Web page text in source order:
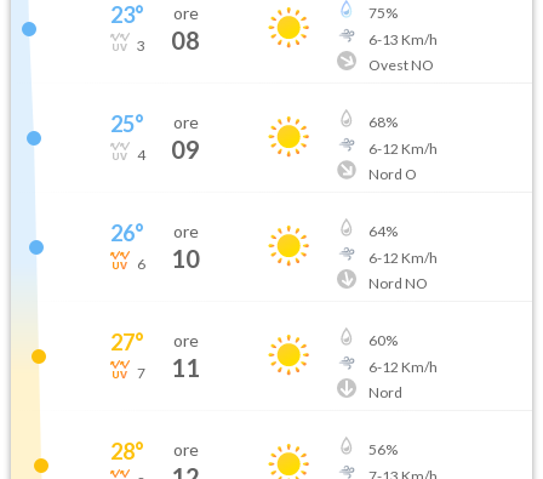
23°
3
ore
08
75%
6-13 Km/h
Ovest NO
25°
4
ore
09
68%
6-12 Km/h
Nord O
26°
6
ore
10
64%
6-12 Km/h
Nord NO
27°
7
ore
11
60%
6-12 Km/h
Nord
28° ore 56%